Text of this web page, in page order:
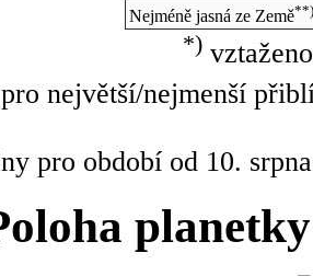
Nejméně jasná ze Země**)
*)
největší/nejmenší
pro období od 10.